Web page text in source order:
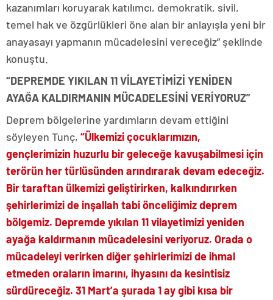
kazanımları koruyarak katılımcı, demokratik, sivil,
temel hak ve özgürlükleri öne alan bir anlayışla yeni bir
anayasayı yapmanın mücadelesini vereceğiz” şeklinde
konuştu.
“DEPREMDE YIKILAN 11 VİLAYETİMİZİ YENİDEN
AYAĞA KALDIRMANIN MÜCADELESİNİ VERİYORUZ”
Deprem bölgelerine yardımların devam ettiğini
söyleyen Tunç, “Ülkemizi çocuklarımızın,
gençlerimizin huzurlu bir geleceğe kavuşabilmesi için
terörün her türlüsünden arındırarak devam edeceğiz.
Bir taraftan ülkemizi geliştirirken, kalkındırırken
şehirlerimizi de inşallah tabi önceliğimiz deprem
bölgemiz. Depremde yıkılan 11 vilayetimizi yeniden
ayağa kaldırmanın mücadelesini veriyoruz. Orada o
mücadeleyi verirken diğer şehirlerimizi de ihmal
etmeden oraların imarını, ihyasını da kesintisiz
sürdüreceğiz. 31 Mart’a şurada 1 ay gibi kısa bir